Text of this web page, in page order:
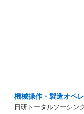
機械操作・製造オペ
日研トータルソーシン